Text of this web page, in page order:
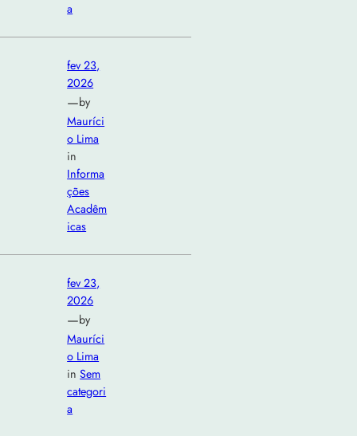
a
fev 23,
2026
—by
Mauríci
o Lima
in
Informa
ções
Acadêm
icas
fev 23,
2026
—by
Mauríci
o Lima
inSem
categori
a